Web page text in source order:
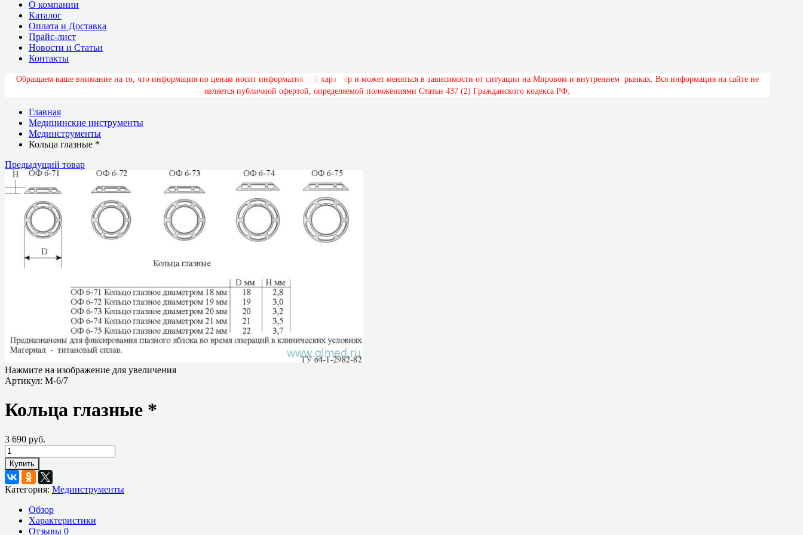
О компании
Каталог
Оплата и Доставка
Прайс-лист
Новости и Статьи
Контакты
Обращаем ваше внимание на то, что информация по ценам носит информатив й харак ер и может меняться в зависимости от ситуации на Мировом и внутреннем рынках. Вся информация на сайте не
является публичной офертой, определяемой положениями Статьи 437 (2) Гражданского кодекса РФ.
Главная
Медицинские инструменты
Мединструменты
Кольца глазные *
Предыдущий товар
Нажмите на изображение для увеличения
Артикул: М-6/7
Кольца глазные *
3 690 руб.
Купить
Категория: Мединструменты
Обзор
Характеристики
Отзывы 0